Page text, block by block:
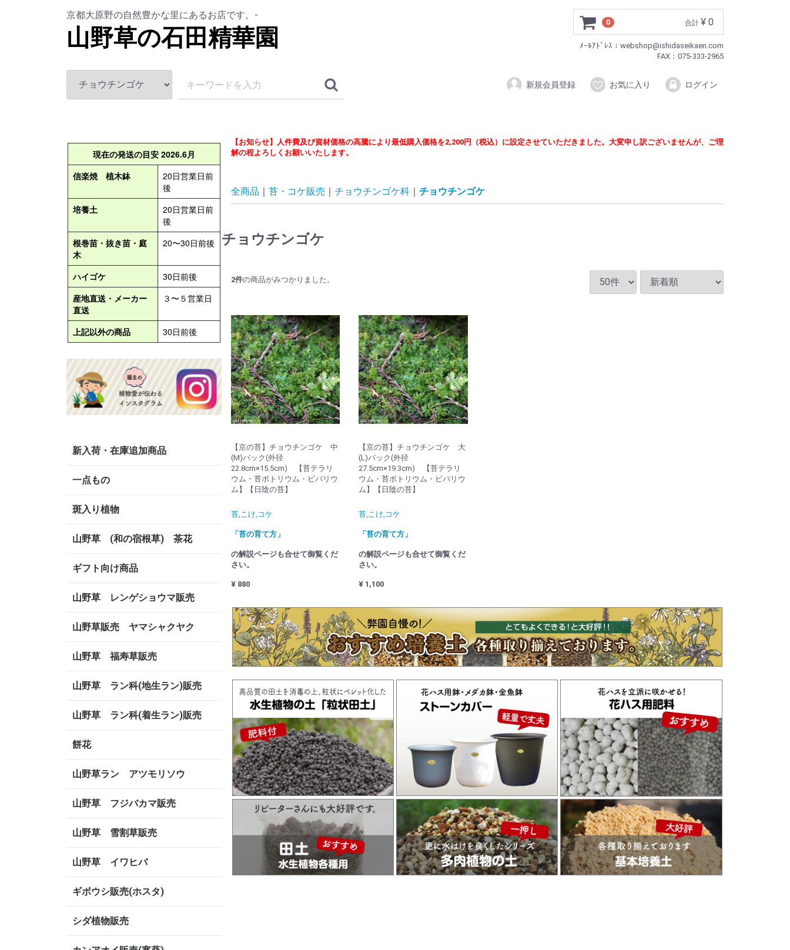
京都大原野の自然豊かな里にあるお店です。-
山野草の石田精華園
0 合計 ¥ 0
ﾒｰﾙｱﾄﾞﾚｽ：webshop@ishidaseikaen.com
FAX：075-333-2965
新規会員登録 お気に入り ログイン
新入荷・在庫追加商品
一点もの
斑入り植物
山野草 (和の宿根草) 茶花
ギフト向け商品
山野草 レンゲショウマ販売
山野草販売 ヤマシャクヤク
山野草 福寿草販売
山野草 ラン科(地生ラン)販売
山野草 ラン科(着生ラン)販売
餅花
山野草ラン アツモリソウ
山野草 フジバカマ販売
山野草 雪割草販売
山野草 イワヒバ
ギボウシ販売(ホスタ)
シダ植物販売
【お知らせ】人件費及び資材価格の高騰により最低購入価格を2,200円（税込）に設定させていただきました。大変申し訳ございませんが、ご理
解の程よろしくお願いいたします。
全商品 苔・コケ販売 チョウチンゴケ科 チョウチンゴケ
チョウチンゴケ
2件の商品がみつかりました。
【京の苔】チョウチンゴケ 中
(M)パック(外径
22.8cm×15.5cm) 【苔テラリ
ウム・苔ボトリウム・ビバリウ
ム】【日陰の苔】
苔,こけ,コケ
「苔の育て方」
の解説ページも合せて御覧くだ
さい。
¥ 880
【京の苔】チョウチンゴケ 大
(L)パック(外径
27.5cm×19.3cm) 【苔テラリ
ウム・苔ボトリウム・ビバリウ
ム】【日陰の苔】
苔,こけ,コケ
「苔の育て方」
の解説ページも合せて御覧くだ
さい。
¥ 1,100